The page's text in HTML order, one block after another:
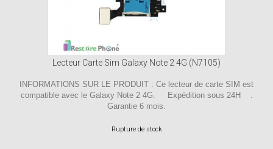
Lecteur Carte Sim Galaxy Note 2 4G (N7105)
INFORMATIONS SUR LE PRODUIT : Ce lecteur de carte SIM est
compatible avec le Galaxy Note 2 4G. Expédition sous 24H .
Garantie 6 mois.
Rupture de stock